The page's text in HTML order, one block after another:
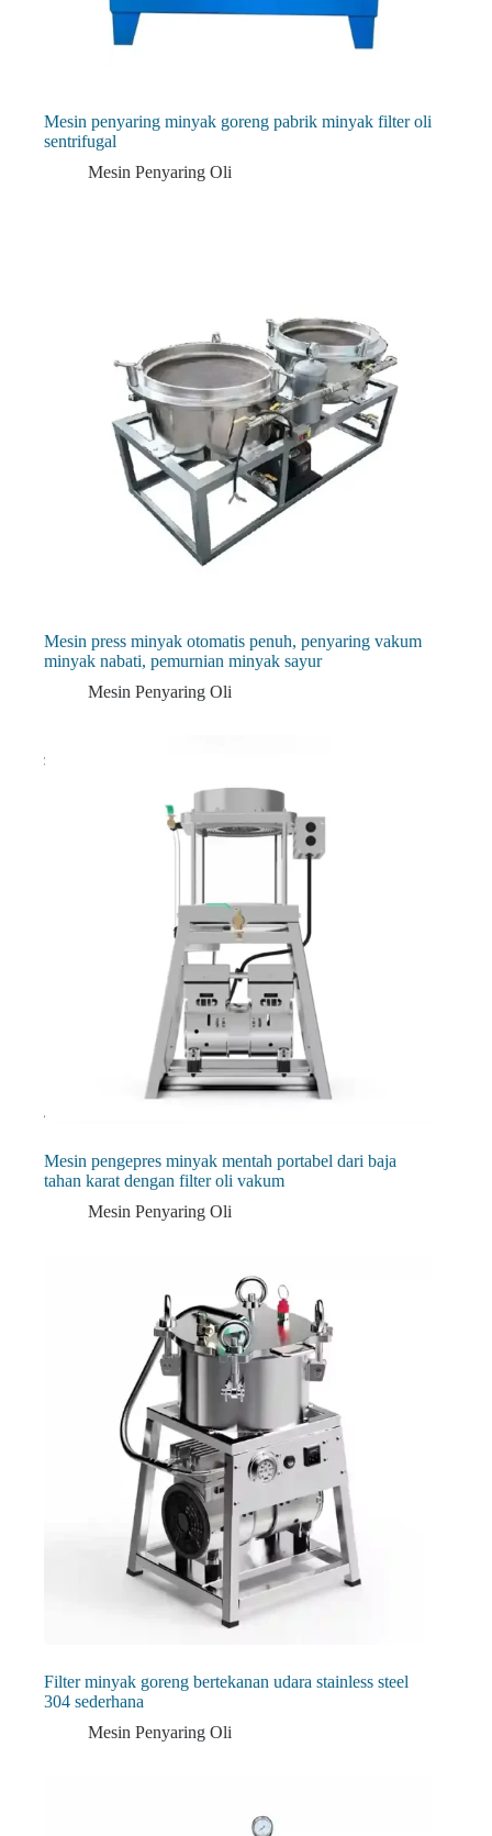
Mesin penyaring minyak goreng pabrik minyak filter oli
sentrifugal
Mesin Penyaring Oli
Mesin press minyak otomatis penuh, penyaring vakum
minyak nabati, pemurnian minyak sayur
Mesin Penyaring Oli
Mesin pengepres minyak mentah portabel dari baja
tahan karat dengan filter oli vakum
Mesin Penyaring Oli
Filter minyak goreng bertekanan udara stainless steel
304 sederhana
Mesin Penyaring Oli